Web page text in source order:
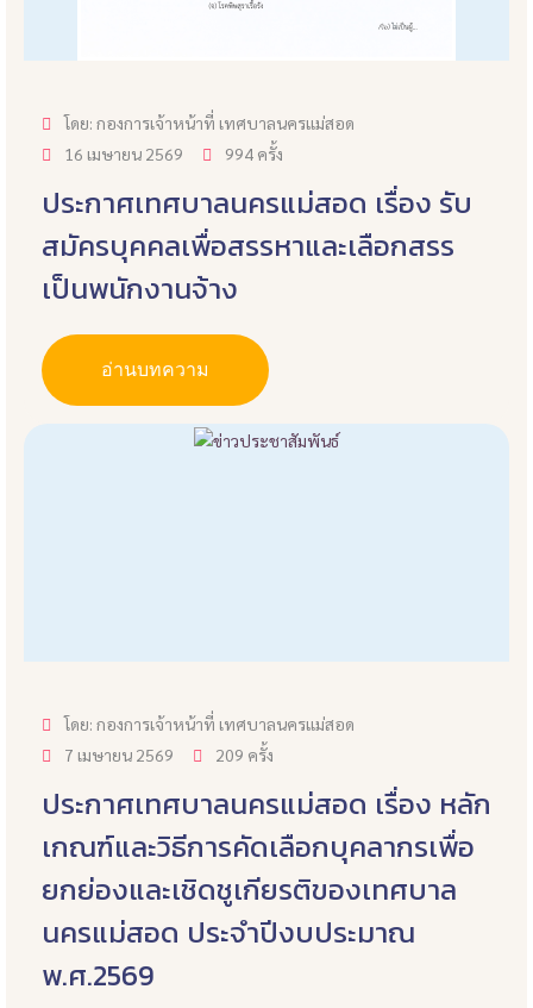
โดย: กองการเจ้าหน้าที่ เทศบาลนครแม่สอด
16 เมษายน 2569
994 ครั้ง
ประกาศเทศบาลนครแม่สอด เรื่อง รับ
สมัครบุคคลเพื่อสรรหาและเลือกสรร
เป็นพนักงานจ้าง
อ่านบทความ
โดย: กองการเจ้าหน้าที่ เทศบาลนครแม่สอด
7 เมษายน 2569
209 ครั้ง
ประกาศเทศบาลนครแม่สอด เรื่อง หลัก
เกณฑ์และวิธีการคัดเลือกบุคลากรเพื่อ
ยกย่องและเชิดชูเกียรติของเทศบาล
นครแม่สอด ประจำปีงบประมาณ
พ.ศ.2569